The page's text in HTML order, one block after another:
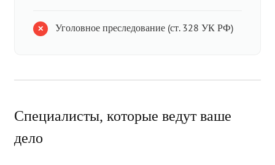
Уголовное преследование (ст. 328 УК РФ)
Специалисты, которые ведут ваше
дело